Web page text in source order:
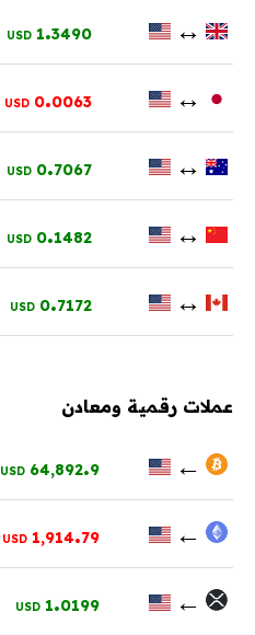
↔
1.3490
USD
↔
0.0063
USD
↔
0.7067
USD
↔
0.1482
USD
↔
0.7172
USD
عملات رقمية ومعادن
←
64,892.9
USD
←
1,914.79
USD
←
1.0199
USD